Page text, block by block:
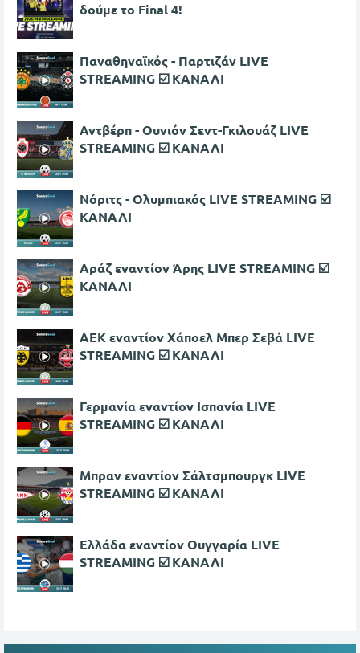
δούμε το Final 4!
Παναθηναϊκός - Παρτιζάν LIVE
STREAMING ☑️ ΚΑΝΑΛΙ
Αντβέρπ - Ουνιόν Σεντ-Γκιλουάζ LIVE
STREAMING ☑️ ΚΑΝΑΛΙ
Νόριτς - Ολυμπιακός LIVE STREAMING ☑️
ΚΑΝΑΛΙ
Αράζ εναντίον Άρης LIVE STREAMING ☑️
ΚΑΝΑΛΙ
ΑΕΚ εναντίον Χάποελ Μπερ Σεβά LIVE
STREAMING ☑️ ΚΑΝΑΛΙ
Γερμανία εναντίον Ισπανία LIVE
STREAMING ☑️ ΚΑΝΑΛΙ
Μπραν εναντίον Σάλτσμπουργκ LIVE
STREAMING ☑️ ΚΑΝΑΛΙ
Ελλάδα εναντίον Ουγγαρία LIVE
STREAMING ☑️ ΚΑΝΑΛΙ